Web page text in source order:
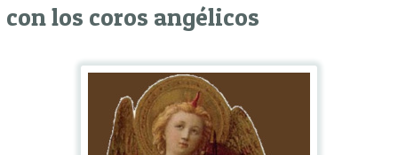
con los coros angélicos